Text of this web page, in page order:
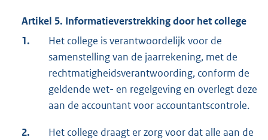
Artikel 5. Informatieverstrekking door het college
1.
Het college is verantwoordelijk voor de
samenstelling van de jaarrekening, met de
rechtmatigheidsverantwoording, conform de
geldende wet- en regelgeving en overlegt deze
aan de accountant voor accountantscontrole.
2.
Het college draagt er zorg voor dat alle aan de